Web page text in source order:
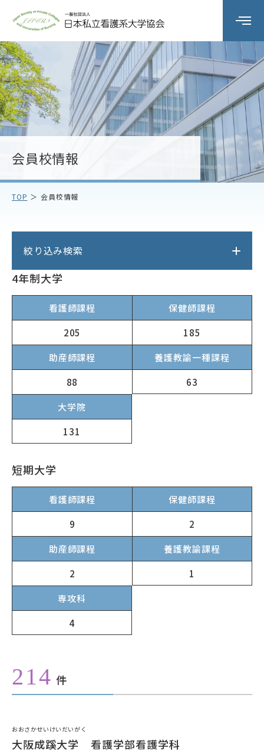
組織の概要
委員会活動
会員校情報
お知らせ お問い合わせ
アクセス
リンク
会員校情報
TOP 会員校情報
4年制大学
看護師課程
205
看護師課程
9
保健師課程
185
短期大学
保健師課程
2
助産師課程
88
助産師課程
2
養護教諭一種課程
63
養護教諭課程
1
大学院
131
専攻科
4
214 件
おおさかせいけいだいがく
大阪成蹊大学 看護学部看護学科
絞り込み検索